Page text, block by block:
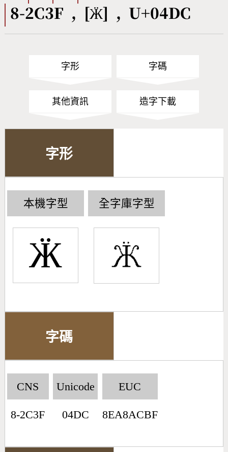
CNS查詢 Unicode查詢
8-2C3F , [Ӝ] , U+04DC
字形 字碼
其他資訊 造字下載
字形
本機字型
Ӝ
全字庫字型
字碼
CNS
8-2C3F
Unicode
04DC
EUC
8EA8ACBF